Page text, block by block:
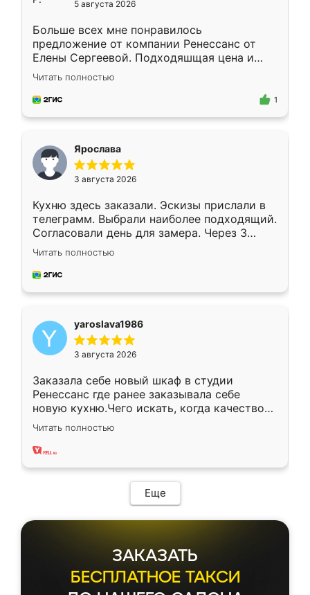
5 августа 2026
Больше всех мне понравилось
предложение от компании Ренессанс от
Елены Сергеевой. Подходяшщая цена и
короткие сроки изготовления. Приехавший
для замера сотрудник Владислав
предложил по моему эскизу самый
Читать полностью
1
Ярослава
3 августа 2026
Кухню здесь заказали. Эскизы прислали в
телеграмм. Выбрали наиболее подходящий.
Согласовали день для замера. Через 3
недели кухня была уже готова. Остались
довольны работой. Спасибо Ренессанс
мебель за качественную работу!
Читать полностью
yaroslava1986
3 августа 2026
Заказала себе новый шкаф в студии
Ренессанс где ранее заказывала себе
новую кухню.Чего искать, когда качеством
вполне довольна. Служит кухня уже почти
два года, нареканий нет.
Читать полностью
Еще
ЗАКАЗАТЬ
БЕСПЛАТНОЕ ТАКСИ